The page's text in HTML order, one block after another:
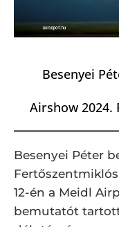
Besenyei
Airshow 2024.
Besenyei Péter
12-én a Meidl
bemutatót